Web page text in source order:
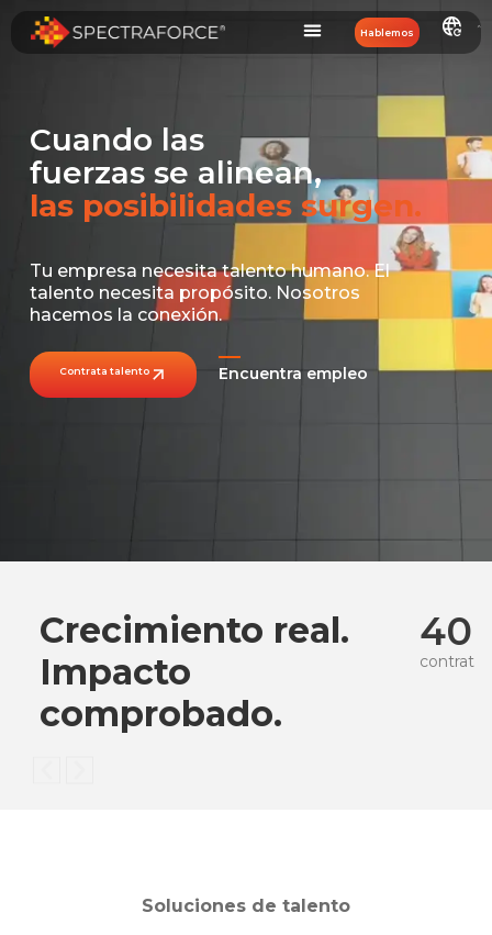
Hablemos
Cuando las
fuerzas se alinean,
las posibilidades surgen.
Tu empresa necesita talento humano.El
talento necesita propósito. Nosotros
hacemos la conexión.
Contrata talento Encuentra empleo
Crecimiento real.
Impacto
comprobado.
Soluciones de talento